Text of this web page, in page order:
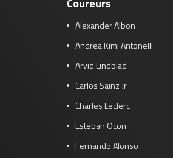
Alexander Albon
Andrea Kimi Antonelli
Arvid Lindblad
Carlos Sainz Jr
Charles Leclerc
Esteban Ocon
Fernando Alonso